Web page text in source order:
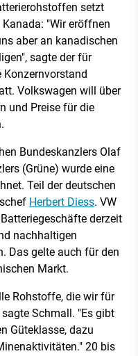
setzt
"Wir eröffnen
aber an kanadischen
sagte der für
Volkswagen will über
und Preise für die
Bundeskanzlers Olaf
(Grüne) wurde eine
Teil der deutschen
Herbert Diess. VW
derzeit
nachhaltigen
Das gelte auch für den
Markt.
Rohstoffe, die wir für
Schmall. "Es gibt
Güteklasse, dazu
20 bis